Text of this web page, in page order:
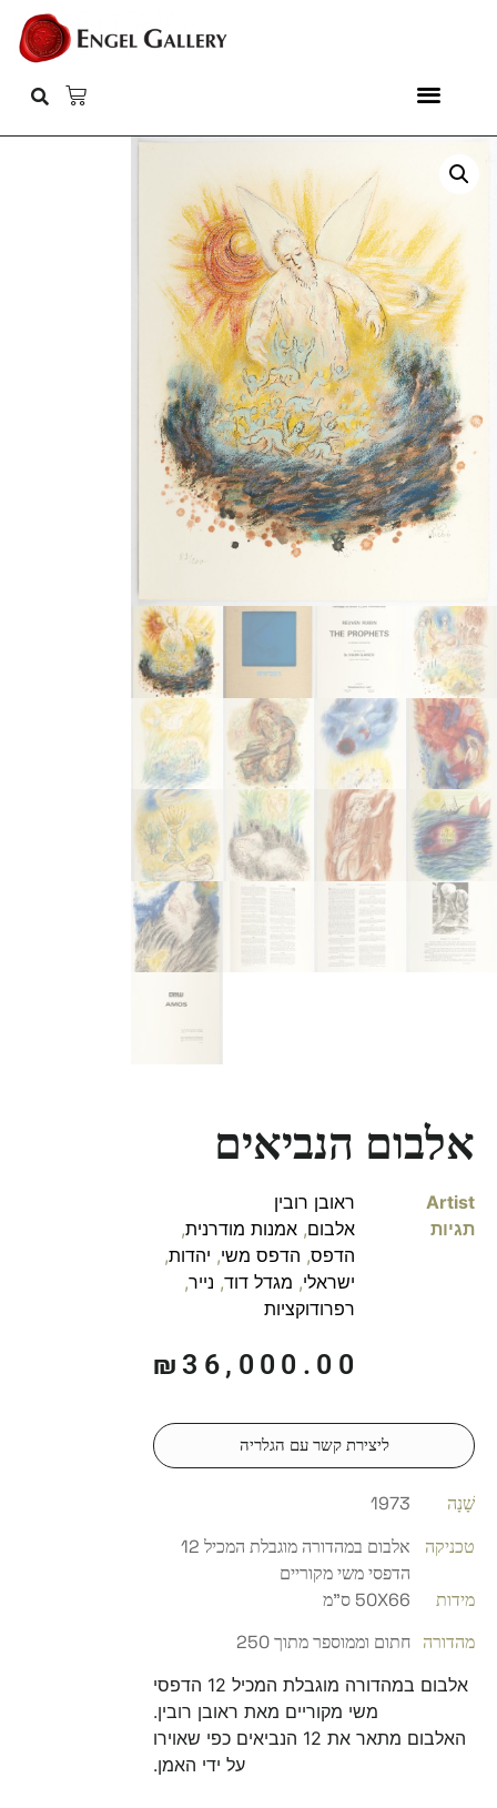
אלבום הנביאים
Artist
ראובן רובין
תגיות
אלבום, אמנות מודרנית,
הדפס, הדפס משי, יהדות,
ישראלי, מגדל דוד, נייר,
רפרודוקציות
₪ 36,000.00
ליצירת קשר עם הגלריה
שָׁנָה
1973
טכניקה
אלבום במהדורה מוגבלת המכיל 12
הדפסי משי מקוריים
מידות
50X66 ס"מ
מהדורה חתום וממוספר מתוך 250
אלבום במהדורה מוגבלת המכיל 12 הדפסי
משי מקוריים מאת ראובן רובין.
האלבום מתאר את 12 הנביאים כפי שאוירו
על ידי האמן.